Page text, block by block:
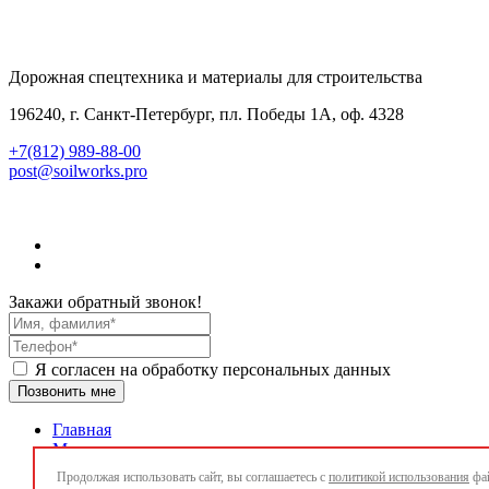
Дорожная спецтехника и материалы для строительства
196240, г. Санкт-Петербург, пл. Победы 1А, оф. 4328
+7(812) 989-88-00
post@soilworks.pro
Закажи обратный звонок!
Я согласен на обработку персональных данных
Позвонить мне
Главная
Материалы
Оборудование
Продолжая использовать сайт, вы соглашаетесь с политикой использования